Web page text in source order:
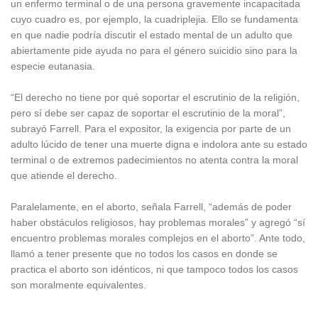
un enfermo terminal o de una persona gravemente incapacitada
cuyo cuadro es, por ejemplo, la cuadriplejia. Ello se fundamenta
en que nadie podría discutir el estado mental de un adulto que
abiertamente pide ayuda no para el género suicidio sino para la
especie eutanasia.
“El derecho no tiene por qué soportar el escrutinio de la religión,
pero sí debe ser capaz de soportar el escrutinio de la moral”,
subrayó Farrell. Para el expositor, la exigencia por parte de un
adulto lúcido de tener una muerte digna e indolora ante su estado
terminal o de extremos padecimientos no atenta contra la moral
que atiende el derecho.
Paralelamente, en el aborto, señala Farrell, “además de poder
haber obstáculos religiosos, hay problemas morales” y agregó “sí
encuentro problemas morales complejos en el aborto”. Ante todo,
llamó a tener presente que no todos los casos en donde se
practica el aborto son idénticos, ni que tampoco todos los casos
son moralmente equivalentes.